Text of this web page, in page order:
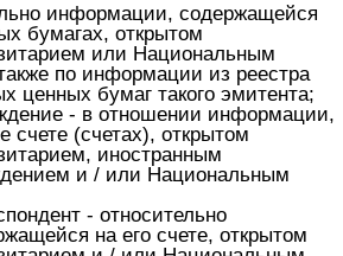
информации, содержащейся
бумагах, открытом
или Национальным
по информации из реестра
ценных бумаг такого эмитента;
- в отношении информации,
счете (счетах), открытом
иностранным
и / или Национальным
- относительно
на его счете, открытом